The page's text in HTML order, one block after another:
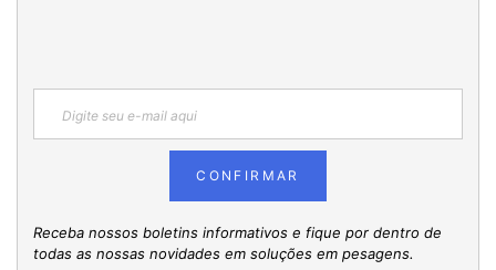
CONFIRMAR
Receba nossos boletins informativos e fique por dentro de
todas as nossas novidades em soluções em pesagens.